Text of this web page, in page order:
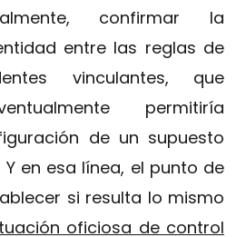
confirmar la
entre las reglas de
vinculantes, que
permitiría
de un supuesto
en esa línea, el punto de
si resulta lo mismo
oficiosa de control